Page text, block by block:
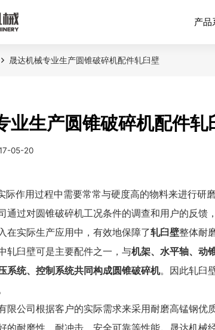
产品
晟达机械专业生产圆锥破碎机配件轧臼壁
业生产圆锥破碎机配件轧
05-20
际作用过程中需要常常与硬度高的物料来进行研
通过对圆锥破碎机工况条件的调查和用户的反馈
在实际生产应用中，有效地保障了轧臼壁整体耐
臼壁可是主要配件之一，与机架、水平轴、动
系统、控制系统共同构成圆锥破碎机。因此轧臼
公司根据客户的实际需求来采用耐磨高锰钢优
的耐磨性、耐冲击、安全可靠等性能。晟达机械